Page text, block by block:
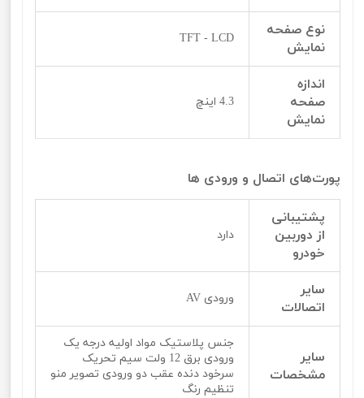
نوع صفحه
نمایش
TFT - LCD
اندازه
صفحه
نمایش
4.3 اینچ
پورت‌‌‌‌های اتصال و ورودی ها
پشتيبانی
از دوربین
خودرو
دارد
سایر
اتصالات
ورودی AV
سایر
مشخصات
جنس پلاستیک مواد اولیه درجه یک
ورودی برق 12 ولت سیم تحریک
سرخود دنده عقب دو ورودی تصویر منو
تنظیم رنگ